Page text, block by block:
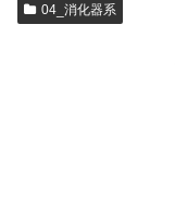
04_消化器系